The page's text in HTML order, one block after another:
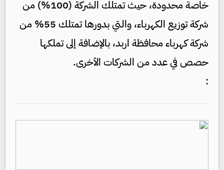
خاصة محدودة، حيث تمتلك الشركة (100%) من
شركة توزيع الكهرباء، والتي بدورها تمتلك 55% من
شركة كهرباء محافظة اربد، بالإضافة إلى تملكها
حصص في عدد من الشركات الأخرى.
: